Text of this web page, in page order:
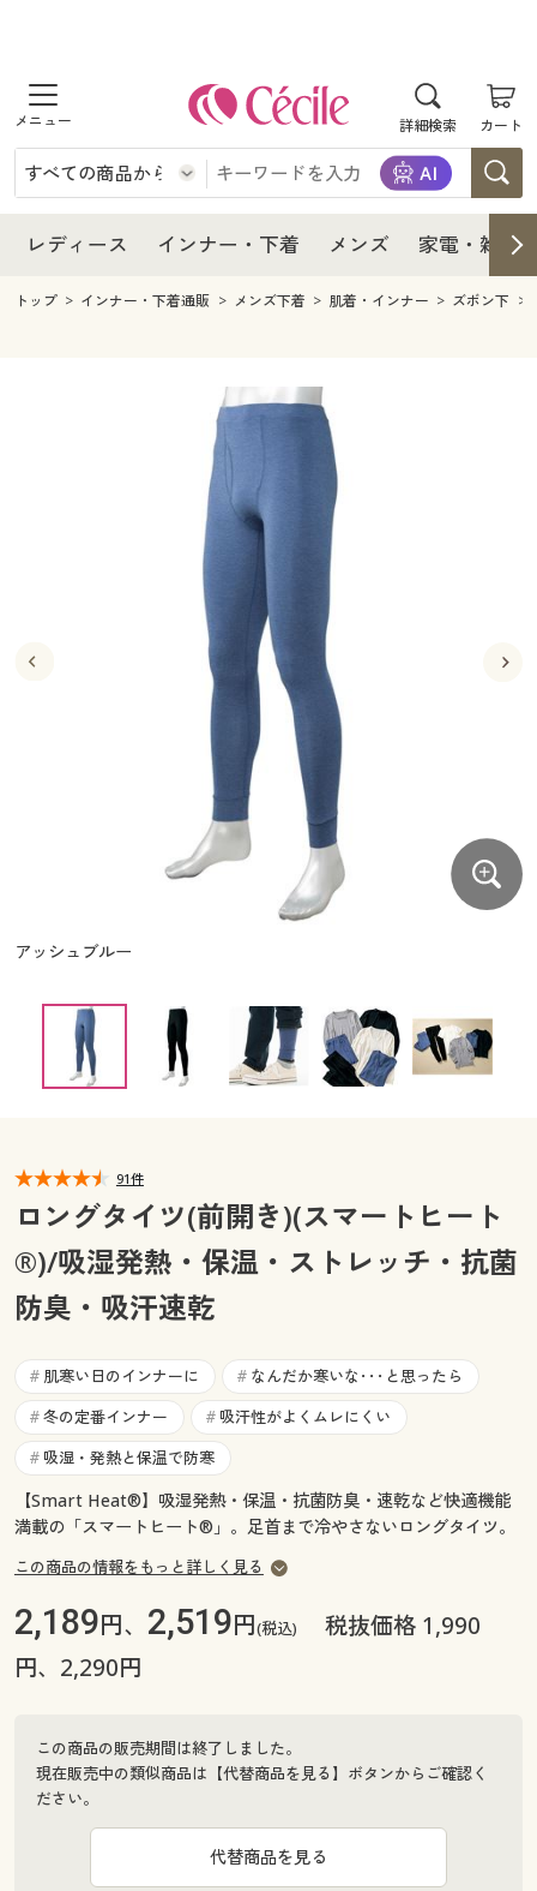
詳細検索 カート
商品を探す
レディース
レディースファッション
インナー・下着
インナー・下着通販すべて
ジュニア・ティーンズ下着
メンズ
キッチン・雑貨・日用品
寝具・インテリア・家具
寝具・インテリア・家具通販すべて
カーテン・ラグ・ファブリック
美容・健康・サプリメント
ジュニア・ティーンズ下着
大きいサイズ通販すべて
大きいサイズ レディース服
大きいサイズ レディース下着
カタログ・チラシからのご注文
デジタルカタログ
カタログ無料プレゼント
マイページ
閲覧履歴
サポート
ご利用ガイド
よくある質問とお問い合わせ
レディース インナー・下着 メンズ 家電・雑貨
レディース
レディース通販すべて
レディースファッション
インナー・下着
インナー・下着通販すべて
ジュニア・ティーンズ下着
メンズ
キッチン・雑貨・日用品
寝具・インテリア・家具通販すべて
カーテン・ラグ・ファブリック
美容・健康・サプリメント
ジュニア・ティーンズ下着
大きいサイズ通販すべて
大きいサイズ レディース服
大きいサイズ レディース下着
カタログ・チラシからのご注文
カタログ無料プレゼント
会員メニュー
閲覧履歴
お気に入り
サポート
ご利用ガイド
よくある質問とお問い合わせ
トップ インナー・下着通販 メンズ下着 肌着・インナー ズボン下
アッシュブルー
91件
ロングタイツ(前開き)(スマートヒート
®)/吸湿発熱・保温・ストレッチ・抗菌
防臭・吸汗速乾
# 肌寒い日のインナーに # なんだか寒いな･･･と思ったら
# 冬の定番インナー # 吸汗性がよくムレにくい
# 吸湿・発熱と保温で防寒
【Smart Heat®】吸湿発熱・保温・抗菌防臭・速乾など快適機能
満載の「スマートヒート®」。足首まで冷やさないロングタイツ。
この商品の情報をもっと詳しく見る
2,189円、 2,519円(税込)
税抜価格 1,990
円、2,290円
この商品の販売期間は終了しました。
現在販売中の類似商品は【代替商品を見る】ボタンからご確認く
ださい。
代替商品を見る